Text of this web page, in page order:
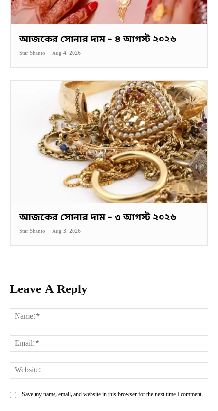
আজকের সোনার দাম – ৪ আগস্ট ২০২৬
Star Shanto - Aug 4, 2026
আজকের সোনার দাম – ৩ আগস্ট ২০২৬
Star Shanto - Aug 3, 2026
Leave A Reply
Save my name, email, and website in this browser for the next time I comment.